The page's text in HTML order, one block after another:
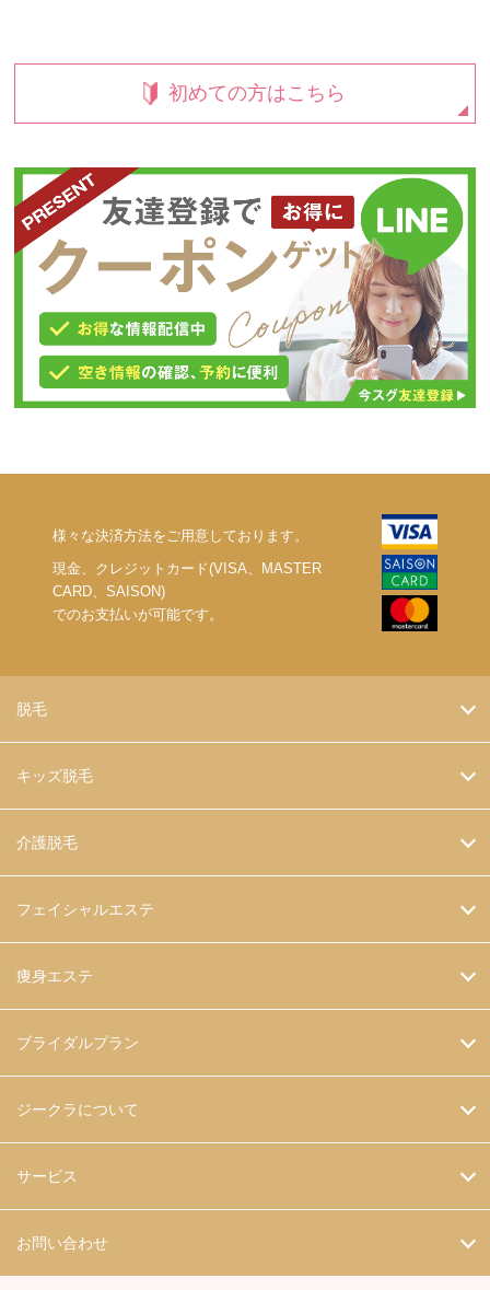
初めての方はこちら
様々な決済方法をご用意しております。
現金、クレジットカード(VISA、MASTER
CARD、SAISON)
でのお支払いが可能です。
脱毛
キッズ脱毛
介護脱毛
フェイシャルエステ
痩身エステ
ブライダルプラン
ジークラについて
サービス
お問い合わせ